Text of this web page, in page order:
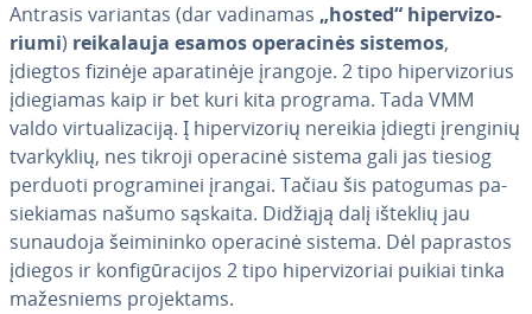
Antrasis variantas (dar vadinamas „hosted“ hi­per­vi­zo­
riu­mi) rei­ka­lau­ja esamos ope­ra­ci­nės sistemos,
įdiegtos fizinėje apa­ra­ti­nė­je įrangoje. 2 tipo hi­per­vi­zo­rius
įdie­gia­mas kaip ir bet kuri kita programa. Tada VMM
valdo vir­tu­ali­za­ci­ją. Į hi­per­vi­zo­rių nereikia įdiegti įrenginių
tvar­kyk­lių, nes tikroji operacinė sistema gali jas tiesiog
perduoti prog­ra­mi­nei įrangai. Tačiau šis patogumas pa­
sie­kia­mas našumo sąskaita. Didžiąją dalį išteklių jau
sunaudoja šei­mi­nin­ko operacinė sistema. Dėl paprastos
įdiegos ir kon­fi­gū­ra­ci­jos 2 tipo hi­per­vi­zo­riai puikiai tinka
ma­žes­niems pro­jek­tams.